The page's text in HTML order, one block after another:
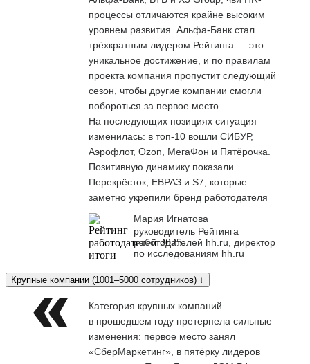
процессы отличаются крайне высоким
уровнем развития. Альфа-Банк стал
трёхкратным лидером Рейтинга — это
уникальное достижение, и по правилам
проекта компания пропустит следующий
сезон, чтобы другие компании смогли
побороться за первое место.
На последующих позициях ситуация
изменилась: в топ-10 вошли СИБУР,
Аэрофлот, Ozon, МегаФон и Пятёрочка.
Позитивную динамику показали
Перекрёсток, ЕВРАЗ и S7, которые
заметно укрепили бренд работодателя
Мария Игнатова
руководитель Рейтинга
работодателей hh.ru, директор
по исследованиям hh.ru
Крупные компании (1001–5000 сотрудников) ↓
Категория крупных компаний
в прошедшем году претерпела сильные
изменения: первое место занял
«СберМаркетинг», в пятёрку лидеров